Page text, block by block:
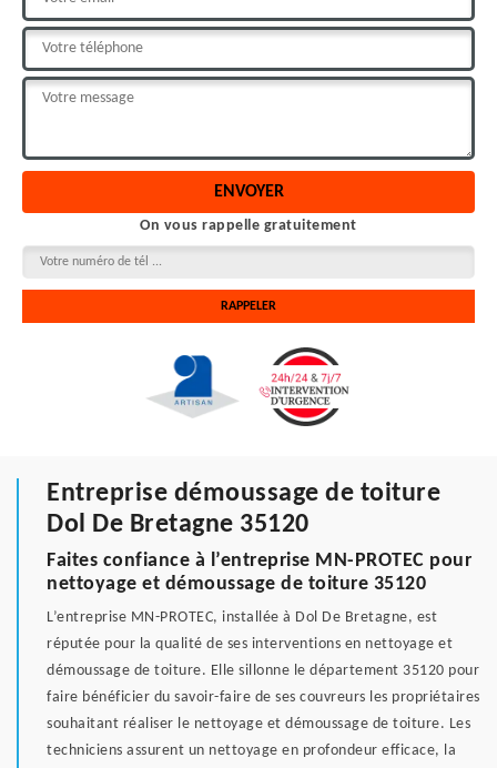
On vous rappelle gratuitement
Entreprise démoussage de toiture
Dol De Bretagne 35120
Faites confiance à l’entreprise MN-PROTEC pour
nettoyage et démoussage de toiture 35120
L’entreprise MN-PROTEC, installée à Dol De Bretagne, est
réputée pour la qualité de ses interventions en nettoyage et
démoussage de toiture. Elle sillonne le département 35120 pour
faire bénéficier du savoir-faire de ses couvreurs les propriétaires
souhaitant réaliser le nettoyage et démoussage de toiture. Les
techniciens assurent un nettoyage en profondeur efficace, la